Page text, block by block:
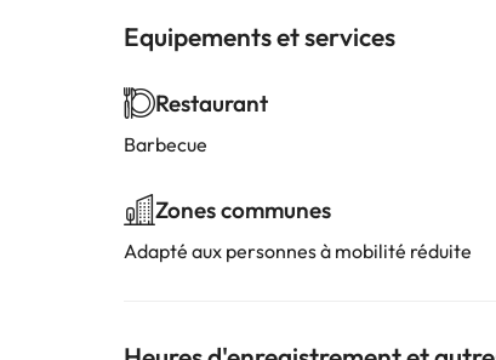
Equipements et services
Restaurant
Barbecue
Zones communes
Adapté aux personnes à mobilité réduite